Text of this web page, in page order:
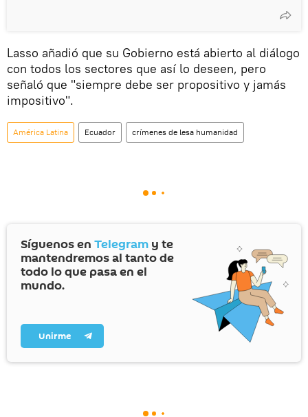
Lasso añadió que su Gobierno está abierto al diálogo
con todos los sectores que así lo deseen, pero
señaló que "siempre debe ser propositivo y jamás
impositivo".
América Latina Ecuador crímenes de lesa humanidad
Síguenos en Telegram y te
mantendremos al tanto de
todo lo que pasa en el
mundo.
Unirme